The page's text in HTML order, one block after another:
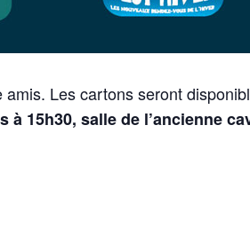
Les cartons seront
à 15h30, salle de l’ancienne